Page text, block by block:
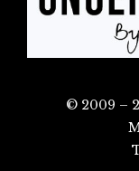
© 2009 –